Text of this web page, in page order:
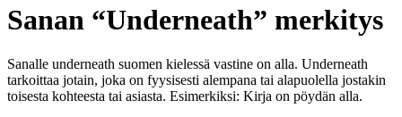
Sanan “Underneath” merkitys
Sanalle underneath suomen kielessä vastine on alla. Underneath
tarkoittaa jotain, joka on fyysisesti alempana tai alapuolella jostakin
toisesta kohteesta tai asiasta. Esimerkiksi: Kirja on pöydän alla.